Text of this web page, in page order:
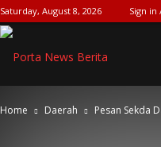
Saturday, August 8, 2026 Sign in
Home Daerah Pesan Sekda